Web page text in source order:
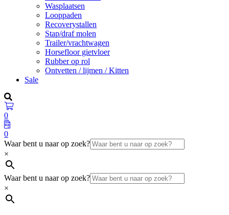
Wasplaatsen
Looppaden
Recoverystallen
Stap/draf molen
Trailer/vrachtwagen
Horsefloor gietvloer
Rubber op rol
Ontvetten / lijmen / Kitten
Sale
0
0
Waar bent u naar op zoek?
×
Waar bent u naar op zoek?
×